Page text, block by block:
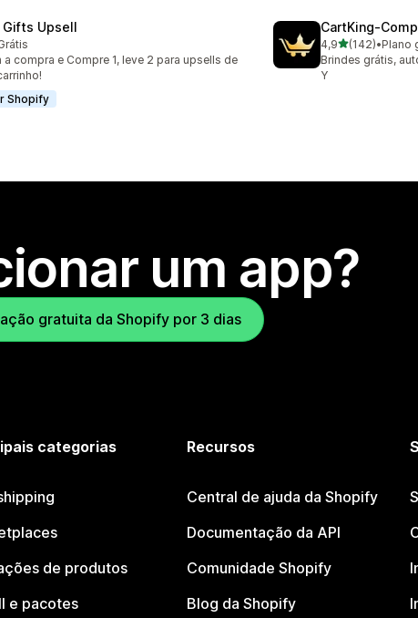
Gifts Upsell
ao todo
a compra e Compre 1, leve 2 para upsells de
Shopify
4,9de 5 estrelas
(142)
142 avaliações
•Plano
Brindes grátis,
Y
um app?
gratuita da Shopify por 3 dias
categorias
de produtos
e pacotes
Recursos
Central de ajuda da Shopify
Documentação da API
Comunidade Shopify
Blog da Shopify